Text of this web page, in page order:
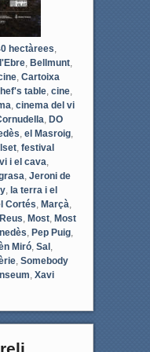
hectàrees,
, Bellmunt,
, Cartoixa
table, cine,
, cinema del vi
, DO
, el Masroig,
, festival
i el cava,
, Jeroni de
, la terra i el
Cortés, Marçà,
, Most, Most
, Pep Puig,
Miró, Sal ,
, Somebody
, Xavi